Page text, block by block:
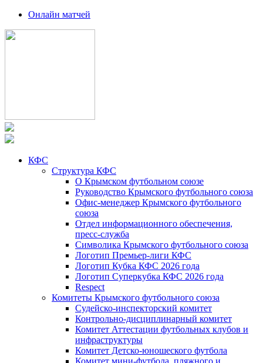
Онлайн матчей
КФС
Структура КФС
О Крымском футбольном союзе
Руководство Крымского футбольного союза
Офис-менеджер Крымского футбольного
союза
Отдел информационного обеспечения,
пресс-служба
Символика Крымского футбольного союза
Логотип Премьер-лиги КФС
Логотип Кубка КФС 2026 года
Логотип Суперкубка КФС 2026 года
Respect
Комитеты Крымского футбольного союза
Судейско-инспекторский комитет
Контрольно-дисциплинарный комитет
Комитет Аттестации футбольных клубов и
инфраструктуры
Комитет Детско-юношеского футбола
Комитет мини-футбола, пляжного и